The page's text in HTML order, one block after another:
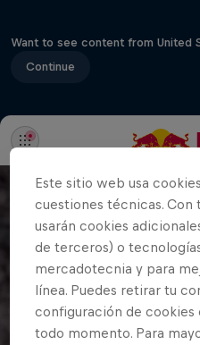
Want to see content from United
Continue
Este sitio web usa
cuestiones técnicas. Con
usarán cookies
de terceros) o
mercadotecnia y para
línea. Puedes retirar tu
configuración de cookies
todo momento. Para